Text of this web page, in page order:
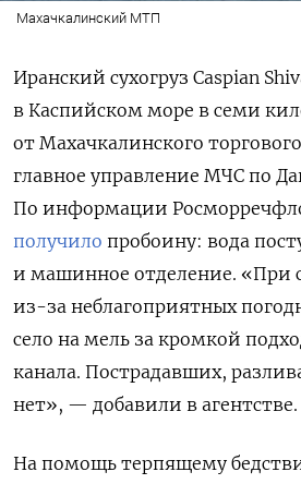
Махачкалинский МТП
Иранский сухогруз Caspian
в Каспийском море в семи
от Махачкалинского
главное управление МЧС по
По информации
получило пробоину: вода
и машинное отделение. «При
из-за неблагоприятных
село на мель за кромкой
канала. Пострадавших,
нет», — добавили в агентстве.
На помощь терпящему